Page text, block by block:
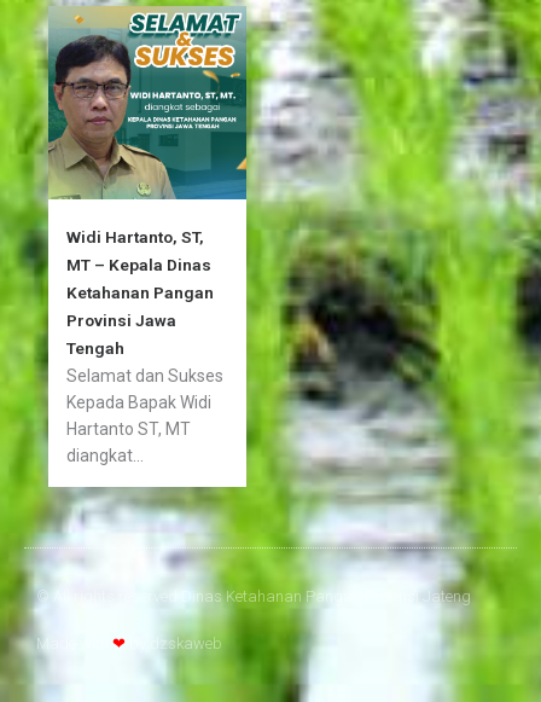
Widi Hartanto, ST,
MT – Kepala Dinas
Ketahanan Pangan
Provinsi Jawa
Tengah
Selamat dan Sukses
Kepada Bapak Widi
Hartanto ST, MT
diangkat...
© All rights reserved Dinas Ketahanan Pangan Provinsi Jateng
Made with ❤ dzskaweb